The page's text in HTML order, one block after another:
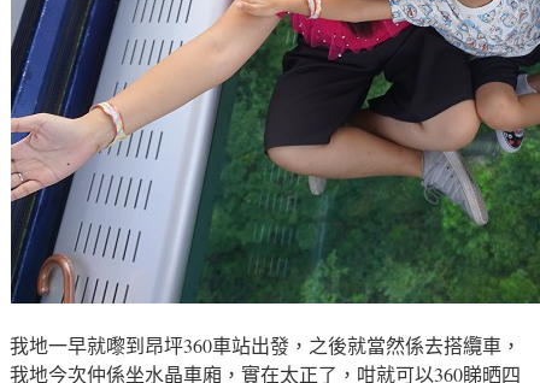
我地一早就嚟到昂坪360車站出發，之後就當然係去搭纜車，
我地今次仲係坐水晶車廂，實在太正了，咁就可以360睇晒四